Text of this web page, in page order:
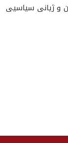
و‌ ژيانى سياسيى